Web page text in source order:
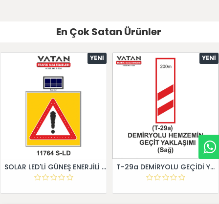
En Çok Satan Ürünler
YENI
SOLAR LED'Lİ GÜNEŞ ENERJİLİ LEVHA
YENI
T-29a DEMİRYOLU GEÇİDİ YAKLAŞIM LEVHALARI (Sağ)